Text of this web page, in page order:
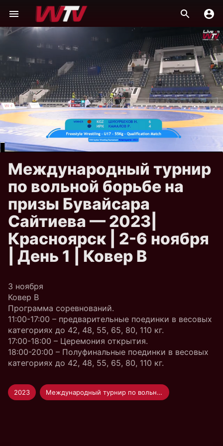
Международный турнир
по вольной борьбе на
призы Бувайсара
Сайтиева — 2023|
Красноярск | 2-6 ноября
| День 1 | Ковер B
3 ноября
Ковер B
Программа соревнований.
11:00-17:00 – предварительные поединки в весовых
категориях до 42, 48, 55, 65, 80, 110 кг.
17:00-18:00 – Церемония открытия.
18:00-20:00 – Полуфинальные поединки в весовых
категориях до 42, 48, 55, 65, 80, 110 кг.
2023 Международный турнир по вольной борьбе на призы Бувайсара Сайтиева — 2023